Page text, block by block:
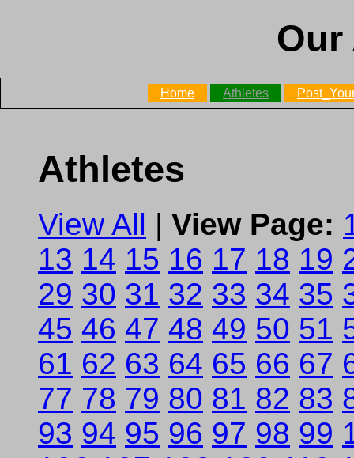
Our
Home Athletes
Athletes
View All | View Page:
13 14 15 16 17 18 19
29 30 31 32 33 34 35
45 46 47 48 49 50 51
61 62 63 64 65 66 67
77 78 79 80 81 82 83
93 94 95 96 97 98 99